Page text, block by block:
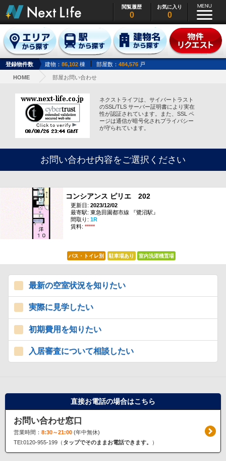
閲覧履歴
0
お気に入り
0
登録物件数 建物： 86,102 棟 部屋数： 484,576 戸
HOME 部屋お問い合わせ
ネクストライフは、サイバートラスト
のSSL/TLS サーバー証明書により実在
性が認証されています。また、SSL ペ
ージは通信が暗号化されプライバシー
が守られています。
お問い合わせ内容をご選択ください
コンシアンス ピリエ 202
更新日: 2023/12/02
最寄駅: 東急田園都市線 『鷺沼駅』
間取り: 1R
賃料: *****
バス・トイレ別 駐車場あり 室内洗濯機置場
最新の空室状況を知りたい
実際に見学したい
初期費用を知りたい
入居審査について相談したい
直接お電話の場合はこちら
お問い合わせ窓口
営業時間： 8:30～21:00(年中無休)
TEl:0120-955-199（ タップでそのままお電話できます。 ）